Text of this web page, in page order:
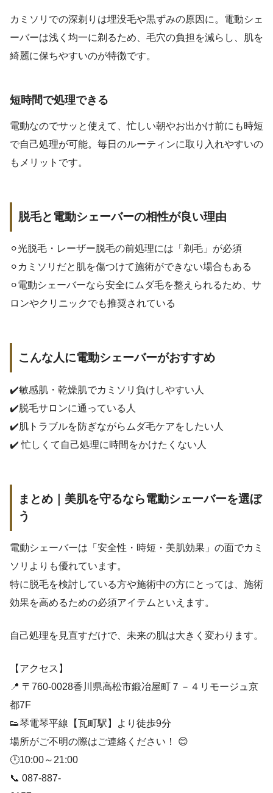
カミソリでの深剃りは埋没毛や黒ずみの原因に。電動シェ
ーバーは浅く均一に剃るため、毛穴の負担を減らし、肌を
綺麗に保ちやすいのが特徴です。
短時間で処理できる
電動なのでサッと使えて、忙しい朝やお出かけ前にも時短
で自己処理が可能。毎日のルーティンに取り入れやすいの
もメリットです。
脱毛と電動シェーバーの相性が良い理由
⚪︎光脱毛・レーザー脱毛の前処理には「剃毛」が必須
⚪︎カミソリだと肌を傷つけて施術ができない場合もある
⚪︎電動シェーバーなら安全にムダ毛を整えられるため、サ
ロンやクリニックでも推奨されている
こんな人に電動シェーバーがおすすめ
✔️敏感肌・乾燥肌でカミソリ負けしやすい人
✔️脱毛サロンに通っている人
✔️肌トラブルを防ぎながらムダ毛ケアをしたい人
✔️ 忙しくて自己処理に時間をかけたくない人
まとめ｜美肌を守るなら電動シェーバーを選ぼ
う
電動シェーバーは「安全性・時短・美肌効果」の面でカミ
ソリよりも優れています。
特に脱毛を検討している方や施術中の方にとっては、施術
効果を高めるための必須アイテムといえます。
自己処理を見直すだけで、未来の肌は大きく変わります。
【アクセス】
📍 〒760-0028香川県高松市鍛冶屋町７－４リモージュ京
都7F
👟琴電琴平線【瓦町駅】より徒歩9分
場所がご不明の際はご連絡ください！ 😊
🕛10:00～21:00
📞 087-887-